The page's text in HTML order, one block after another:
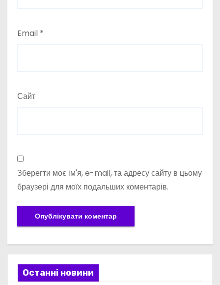
Email *
Сайт
Зберегти моє ім'я, e-mail, та адресу сайту в цьому
браузері для моїх подальших коментарів.
Останні новини